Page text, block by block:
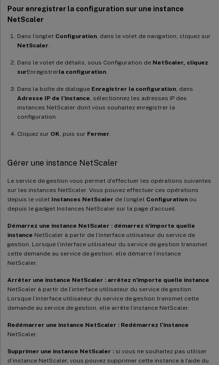
Pour enregistrer la configuration sur une instance
NetScaler
Dans l’onglet Configuration , dans le volet de navigation, cliquez sur
NetScaler
Dans le volet de détails, sous Configuration de NetScaler, cliquez
surEnregistrerla configuration
Dans la boîte de dialogue Enregistrer la configuration , dans
Adresse IP de l’instance , sélectionnez les adresses IP des
instances NetScaler dont vous souhaitez enregistrer la
configuration.
Cliquez sur OK , puis sur Fermer
Gérer une instance NetScaler
Le service de gestion vous permet d’effectuer les opérations suivantes
sur les instances NetScaler. Vous pouvez effectuer ces opérations
depuis le volet Instances NetScaler de l’onglet Configuration ou
depuis le gadget Instances NetScaler sur la page d’accueil.
Démarrez une instance NetScaler : démarrez n’importe quelle
instance NetScaler à partir de l’interface utilisateur du service de
gestion. Lorsque l’interface utilisateur du service de gestion transmet
cette demande au service de gestion, elle démarre l’instance
NetScaler.
Arrêter une instance NetScaler : arrêtez n’importe quelle instance
NetScaler à partir de l’interface utilisateur du service de gestion.
Lorsque l’interface utilisateur du service de gestion transmet cette
demande au service de gestion, elle arrête l’instance NetScaler.
Redémarrer une instance NetScaler : Redémarrez l’instance
NetScaler.
Supprimer une instance NetScaler : si vous ne souhaitez pas utiliser
d’instance NetScaler, vous pouvez supprimer cette instance à l’aide du